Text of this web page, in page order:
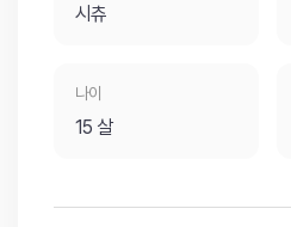
시츄
나이
15 살